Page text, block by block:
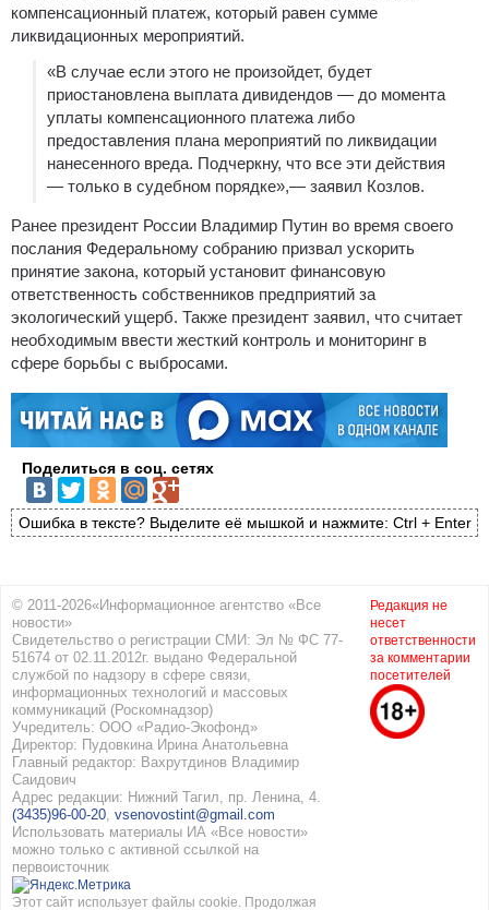
компенсационный платеж, который равен сумме
ликвидационных мероприятий.
«В случае если этого не произойдет, будет
приостановлена выплата дивидендов — до момента
уплаты компенсационного платежа либо
предоставления плана мероприятий по ликвидации
нанесенного вреда. Подчеркну, что все эти действия
— только в судебном порядке»,— заявил Козлов.
Ранее президент России Владимир Путин во время своего
послания Федеральному собранию призвал ускорить
принятие закона, который установит финансовую
ответственность собственников предприятий за
экологический ущерб. Также президент заявил, что считает
необходимым ввести жесткий контроль и мониторинг в
сфере борьбы с выбросами.
Поделиться в соц. сетях
Ошибка в тексте? Выделите её мышкой и нажмите: Ctrl + Enter
© 2011-2026«Информационное агентство «Все
новости»
Свидетельство о регистрации СМИ: Эл № ФС 77-
51674 от 02.11.2012г. выдано Федеральной
службой по надзору в сфере связи,
информационных технологий и массовых
коммуникаций (Роскомнадзор)
Учредитель: ООО «Радио-Экофонд»
Директор: Пудовкина Ирина Анатольевна
Главный редактор: Вахрутдинов Владимир
Саидович
Адрес редакции: Нижний Тагил, пр. Ленина, 4.
(3435)96-00-20, vsenovostint@gmail.com
Использовать материалы ИА «Все новости»
можно только с активной ссылкой на
первоисточник
Этот сайт использует файлы cookie. Продолжая
Редакция не
несет
ответственности
за комментарии
посетителей